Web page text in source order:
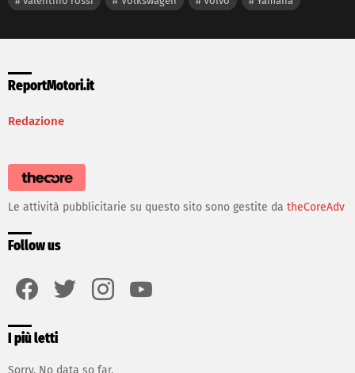
ReportMotori.it
Redazione
Le attività pubblicitarie su questo sito sono gestite da theCoreAdv
Follow us
I più letti
Sorry. No data so far.